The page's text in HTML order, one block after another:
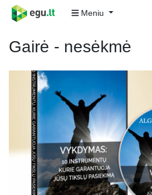
Meniu
Gairė - nesėkmė